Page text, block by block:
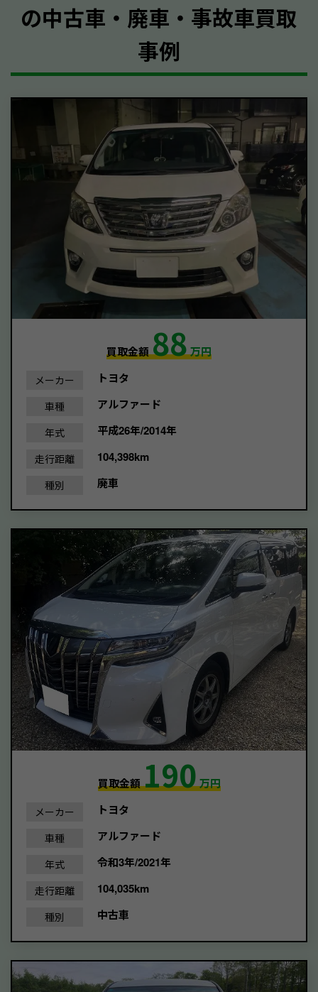
の中古車・廃車・事故車買取
事例
買取金額88万円
メーカー トヨタ
車種 アルファード
年式 平成26年/2014年
走行距離 104,398km
種別 廃車
買取金額190万円
メーカー トヨタ
車種 アルファード
年式 令和3年/2021年
走行距離 104,035km
種別 中古車